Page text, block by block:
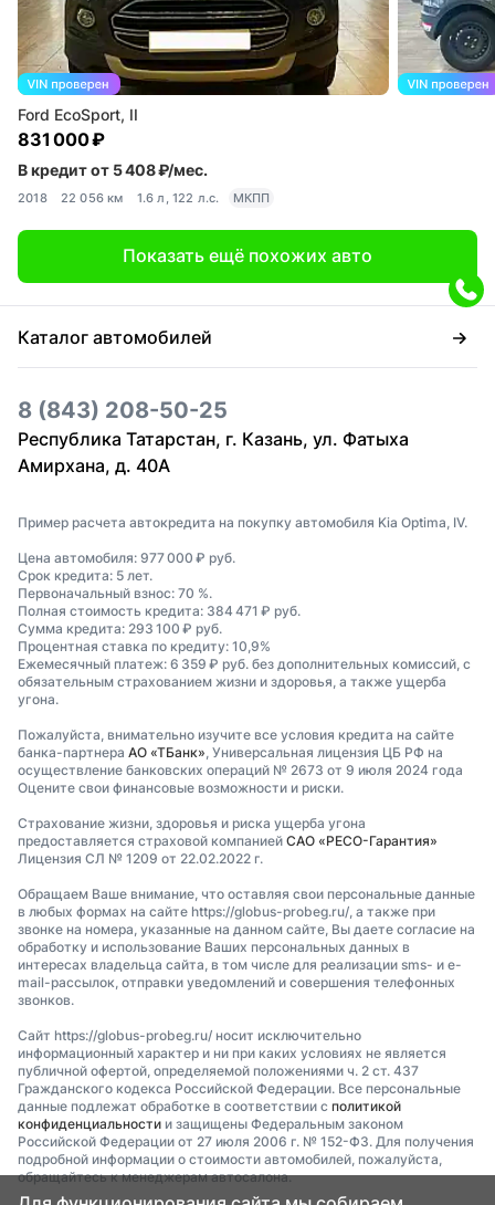
Ford EcoSport, II
831 000 ₽
В кредит от 5 408 ₽/мес.
2018 22 056 км 1.6 л, 122 л.с. МКПП
Показать ещё похожих авто
Каталог автомобилей
8 (843) 208-50-25
Республика Татарстан, г. Казань, ул. Фатыха
Амирхана, д. 40А
Пример расчета автокредита на покупку автомобиля Kia Optima, IV.
Цена автомобиля: 977 000 ₽ руб.
Срок кредита: 5 лет.
Первоначальный взнос: 70 %.
Полная стоимость кредита: 384 471 ₽ руб.
Сумма кредита: 293 100 ₽ руб.
Процентная ставка по кредиту: 10,9%
Ежемесячный платеж: 6 359 ₽ руб. без дополнительных комиссий, с
обязательным страхованием жизни и здоровья, а также ущерба
угона.
Пожалуйста, внимательно изучите все условия кредита на сайте
банка-партнера АО «ТБанк», Универсальная лицензия ЦБ РФ на
осуществление банковских операций № 2673 от 9 июля 2024 года
Оцените свои финансовые возможности и риски.
Страхование жизни, здоровья и риска ущерба угона
предоставляется страховой компанией САО «РЕСО-Гарантия»
Лицензия СЛ № 1209 от 22.02.2022 г.
Обращаем Ваше внимание, что оставляя свои персональные данные
в любых формах на сайте https://globus-probeg.ru/, а также при
звонке на номера, указанные на данном сайте, Вы даете согласие на
обработку и использование Ваших персональных данных в
интересах владельца сайта, в том числе для реализации sms- и e-
mail-рассылок, отправки уведомлений и совершения телефонных
звонков.
Сайт https://globus-probeg.ru/ носит исключительно
информационный характер и ни при каких условиях не является
публичной офертой, определяемой положениями ч. 2 ст. 437
Гражданского кодекса Российской Федерации. Все персональные
данные подлежат обработке в соответствии с политикой
конфиденциальности и защищены Федеральным законом
Российской Федерации от 27 июля 2006 г. № 152-ФЗ. Для получения
подробной информации о стоимости автомобилей, пожалуйста,
обращайтесь к менеджерам автосалона.